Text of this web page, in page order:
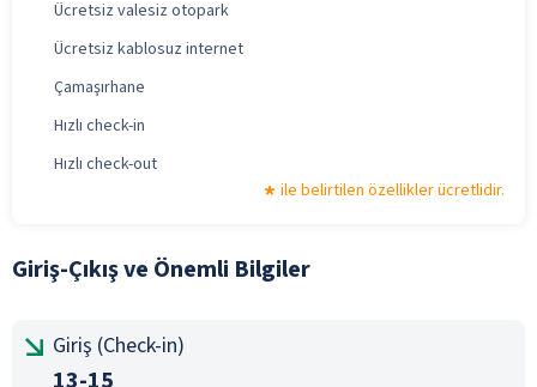
Ücretsiz valesiz otopark
Ücretsiz kablosuz internet
Çamaşırhane
Hızlı check-in
Hızlı check-out
ile belirtilen özellikler ücretlidir.
Giriş-Çıkış ve Önemli Bilgiler
Giriş (Check-in)